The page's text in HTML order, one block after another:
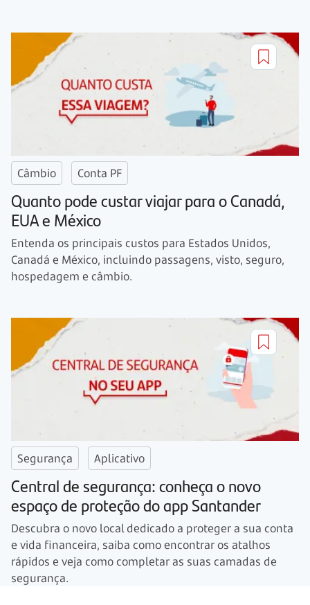
Câmbio Conta PF
Quanto pode custar viajar para o Canadá,
EUA e México
Entenda os principais custos para Estados Unidos,
Canadá e México, incluindo passagens, visto, seguro,
hospedagem e câmbio.
Segurança Aplicativo
Central de segurança: conheça o novo
espaço de proteção do app Santander
Descubra o novo local dedicado a proteger a sua conta
e vida financeira, saiba como encontrar os atalhos
rápidos e veja como completar as suas camadas de
segurança.